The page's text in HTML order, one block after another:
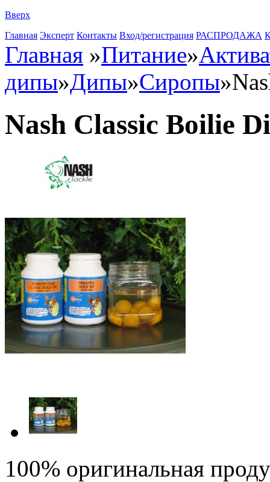
Вверх
Главная Эксперт Контакты Вход/регистрация РАСПРОДАЖА
Главная »Питание»
дипы»Дипы»Сиропы»
Nash Classic Boilie
100% оригинальная